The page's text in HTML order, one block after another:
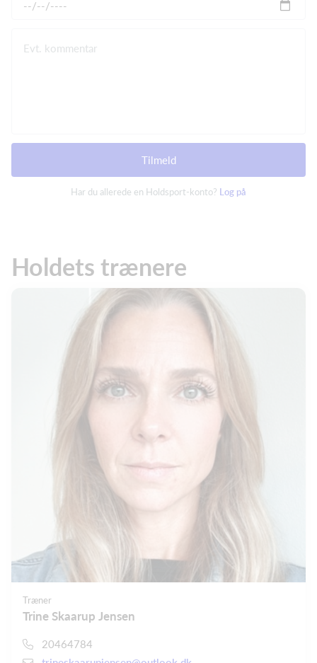
Evt. kommentar
Tilmeld
Har du allerede en Holdsport-konto? Log på
Holdets trænere
Træner
Trine Skaarup Jensen
20464784